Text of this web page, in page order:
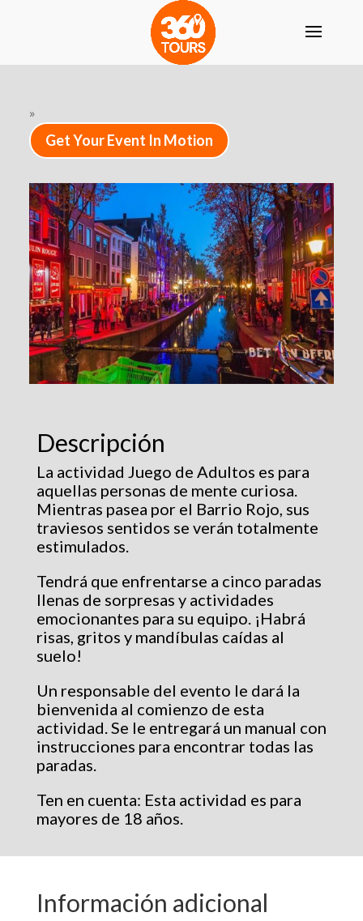
»
Get Your Event In Motion
Descripción
La actividad Juego de Adultos es para
aquellas personas de mente curiosa.
Mientras pasea por el Barrio Rojo, sus
traviesos sentidos se verán totalmente
estimulados.
Tendrá que enfrentarse a cinco paradas
llenas de sorpresas y actividades
emocionantes para su equipo. ¡Habrá
risas, gritos y mandíbulas caídas al
suelo!
Un responsable del evento le dará la
bienvenida al comienzo de esta
actividad. Se le entregará un manual con
instrucciones para encontrar todas las
paradas.
Ten en cuenta: Esta actividad es para
mayores de 18 años.
Información adicional